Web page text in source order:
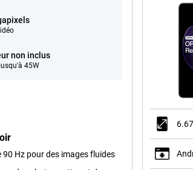
non inclus
45W
Hz pour des images fluides